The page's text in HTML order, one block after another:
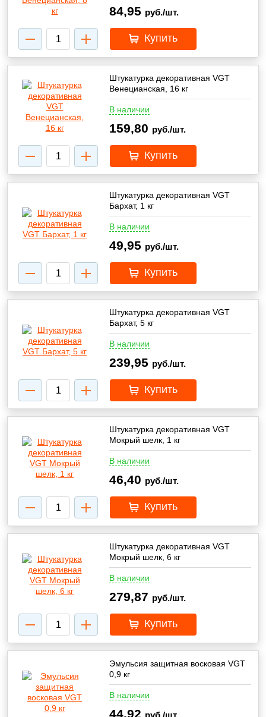
84,95 руб./шт.
Купить
Штукатурка декоративная VGT
Венецианская, 16 кг
В наличии
159,80 руб./шт.
Купить
Штукатурка декоративная VGT
Бархат, 1 кг
В наличии
49,95 руб./шт.
Купить
Штукатурка декоративная VGT
Бархат, 5 кг
В наличии
239,95 руб./шт.
Купить
Штукатурка декоративная VGT
Мокрый шелк, 1 кг
В наличии
46,40 руб./шт.
Купить
Штукатурка декоративная VGT
Мокрый шелк, 6 кг
В наличии
279,87 руб./шт.
Купить
Эмульсия защитная восковая VGT
0,9 кг
В наличии
44,92